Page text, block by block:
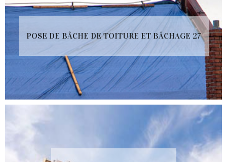
POSE DE BÂCHE DE TOITURE ET BÂCHAGE 27